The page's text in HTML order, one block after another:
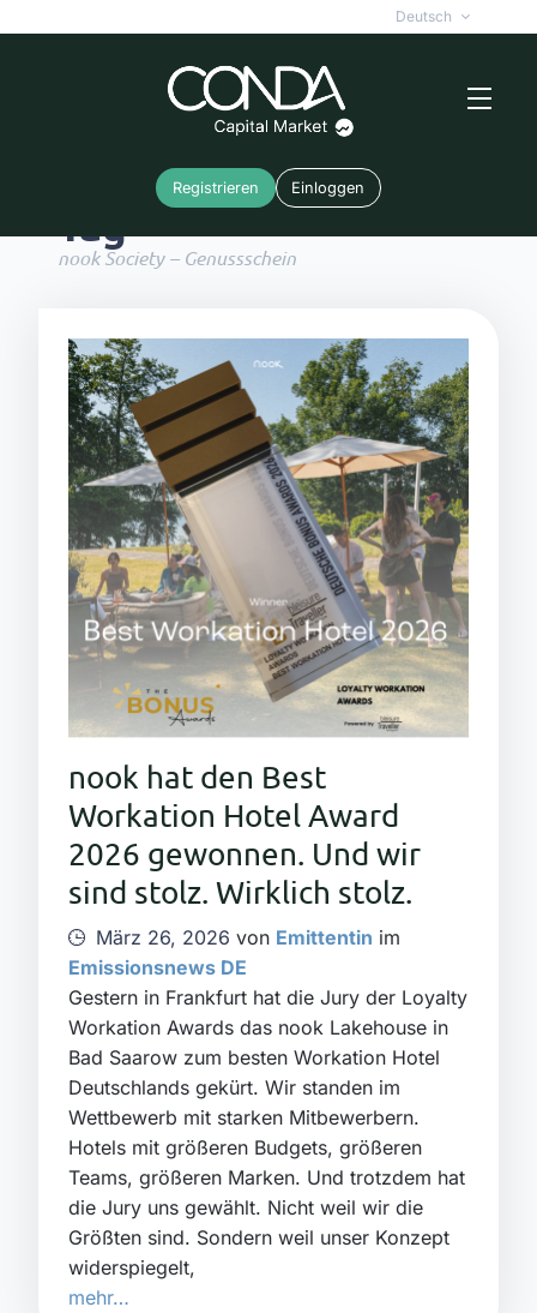
Deutsch
Registrieren Einloggen
Tag
nook Society – Genussschein
nook hat den Best
Workation Hotel Award
2026 gewonnen. Und wir
sind stolz. Wirklich stolz.
März 26, 2026 von Emittentin im
Emissionsnews DE
Gestern in Frankfurt hat die Jury der Loyalty
Workation Awards das nook Lakehouse in
Bad Saarow zum besten Workation Hotel
Deutschlands gekürt. Wir standen im
Wettbewerb mit starken Mitbewerbern.
Hotels mit größeren Budgets, größeren
Teams, größeren Marken. Und trotzdem hat
die Jury uns gewählt. Nicht weil wir die
Größten sind. Sondern weil unser Konzept
widerspiegelt,
mehr…